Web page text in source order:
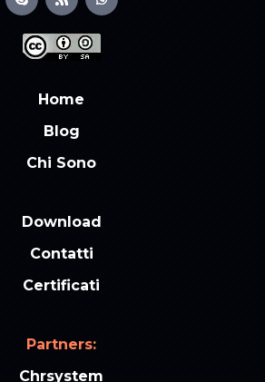
Home
Blog
Chi Sono
Download
Contatti
Certificati
Partners:
Chrsystem